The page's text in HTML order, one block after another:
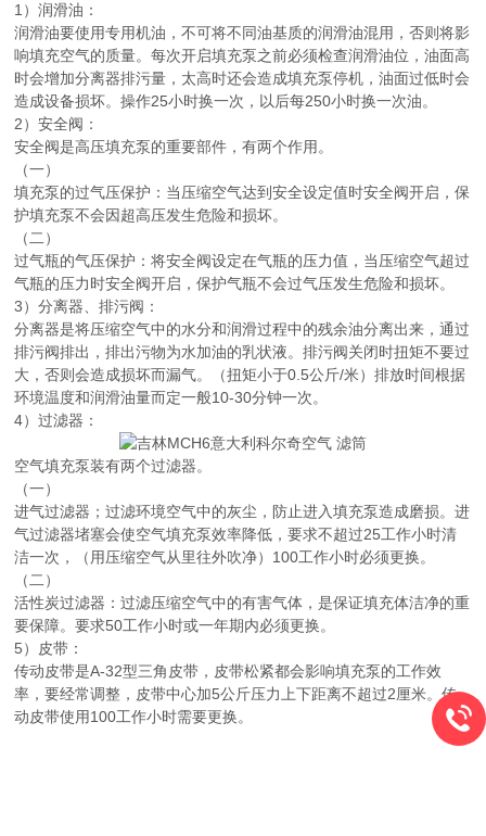
1）润滑油：
润滑油要使用专用机油，不可将不同油基质的润滑油混用，否则将影
响填充空气的质量。每次开启填充泵之前必须检查润滑油位，油面高
时会增加分离器排污量，太高时还会造成填充泵停机，油面过低时会
造成设备损坏。操作25小时换一次，以后每250小时换一次油。
2）安全阀：
安全阀是高压填充泵的重要部件，有两个作用。
（一）
填充泵的过气压保护：当压缩空气达到安全设定值时安全阀开启，保
护填充泵不会因超高压发生危险和损坏。
（二）
过气瓶的气压保护：将安全阀设定在气瓶的压力值，当压缩空气超过
气瓶的压力时安全阀开启，保护气瓶不会过气压发生危险和损坏。
3）分离器、排污阀：
分离器是将压缩空气中的水分和润滑过程中的残余油分离出来，通过
排污阀排出，排出污物为水加油的乳状液。排污阀关闭时扭矩不要过
大，否则会造成损坏而漏气。（扭矩小于0.5公斤/米）排放时间根据
环境温度和润滑油量而定一般10-30分钟一次。
4）过滤器：
空气填充泵装有两个过滤器。
（一）
进气过滤器；过滤环境空气中的灰尘，防止进入填充泵造成磨损。进
气过滤器堵塞会使空气填充泵效率降低，要求不超过25工作小时清
洁一次，（用压缩空气从里往外吹净）100工作小时必须更换。
（二）
活性炭过滤器：过滤压缩空气中的有害气体，是保证填充体洁净的重
要保障。要求50工作小时或一年期内必须更换。
5）皮带：
传动皮带是A-32型三角皮带，皮带松紧都会影响填充泵的工作效
率，要经常调整，皮带中心加5公斤压力上下距离不超过2厘米。传
动皮带使用100工作小时需要更换。